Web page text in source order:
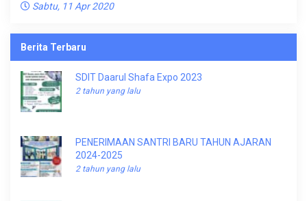
Sabtu, 11 Apr 2020
Berita Terbaru
SDIT Daarul Shafa Expo 2023
2 tahun yang lalu
PENERIMAAN SANTRI BARU TAHUN AJARAN
2024-2025
2 tahun yang lalu